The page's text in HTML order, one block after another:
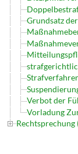
Grundsatz
Verbot der
Vorladung
Rechtsprechung